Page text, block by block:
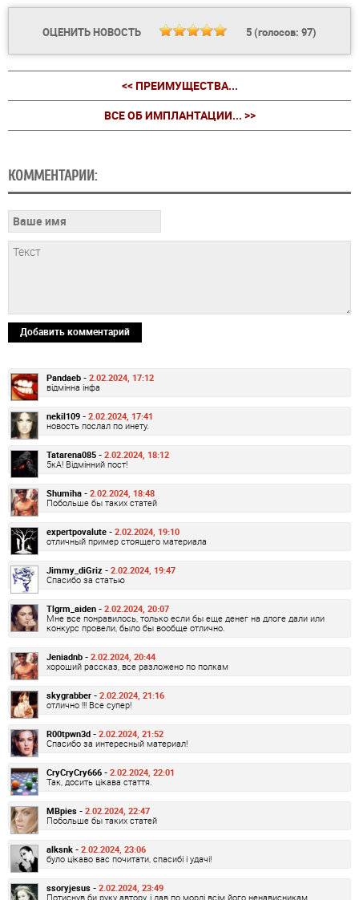
ОЦЕНИТЬ НОВОСТЬ 5(голосов: 97)
<< ПРЕИМУЩЕСТВА...
ВСЕ ОБ ИМПЛАНТАЦИИ... >>
КОММЕНТАРИИ:
Добавить комментарий
Pandaeb - 2.02.2024, 17:12
відмінна інфа
nekil109 - 2.02.2024, 17:41
новость послал по инету.
Tatarena085 - 2.02.2024, 18:12
5кА! Відмінний пост!
Shumiha - 2.02.2024, 18:48
Побольше бы таких статей
expertpovalute - 2.02.2024, 19:10
отличный пример стоящего материала
Jimmy_diGriz - 2.02.2024, 19:47
Спасибо за статью
Tlgrm_aiden - 2.02.2024, 20:07
Мне все понравилось, только если бы еще денег на длоге дали или
конкурс провели, было бы вообще отлично.
Jeniadnb - 2.02.2024, 20:44
хороший рассказ, все разложено по полкам
skygrabber - 2.02.2024, 21:16
отлично !!! Все супер!
R00tpwn3d - 2.02.2024, 21:52
Спасибо за интересный материал!
CryCryCry666 - 2.02.2024, 22:01
Так, досить цікава стаття.
MBpies - 2.02.2024, 22:47
Побольше бы таких статей
alksnk - 2.02.2024, 23:06
було цікаво вас почитати, спасибі і удачі!
ssoryjesus - 2.02.2024, 23:49
Потиснув би руку автору, і дав по морді всім його ненависникам.